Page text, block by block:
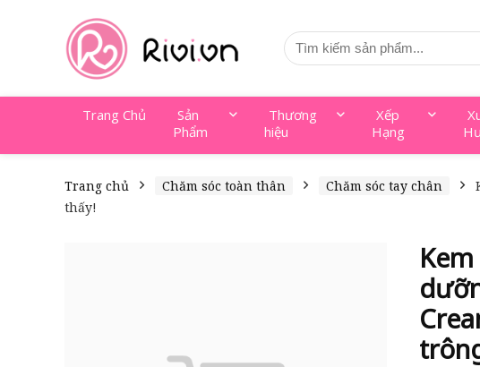
Trang Chủ
Sản
Phẩm
Thương
hiệu
Xếp
Hạng
Trang chủ Chăm sóc toàn thân Chăm sóc tay chân
thấy!